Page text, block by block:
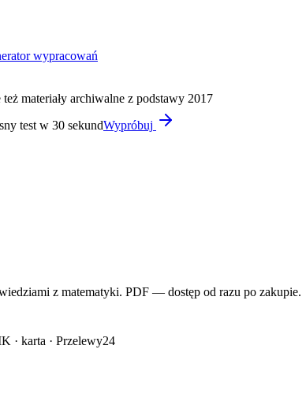
wypracowań
też materiały archiwalne z podstawy 2017
test w 30 sekundWypróbuj
z matematyki. PDF — dostęp od razu po zakupie.
· karta · Przelewy24